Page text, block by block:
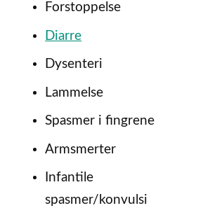
Forstoppelse
Diarre
Dysenteri
Lammelse
Spasmer i fingrene
Armsmerter
Infantile
spasmer/konvulsi